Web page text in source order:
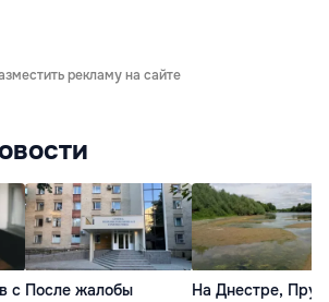
рекламу на сайте
с После жалобы
На Днестре,